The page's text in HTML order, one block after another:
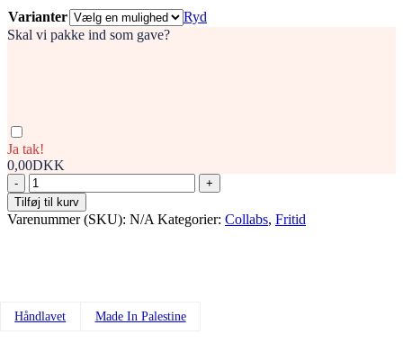
Varianter
Ryd
Skal vi pakke ind som gave?
Ja tak!
0,00DKK
"From
Gaza
by
Nada"
antal
Tilføj til kurv
Varenummer (SKU): N/A Kategorier: Collabs, Fritid
Håndlavet Made In Palestine